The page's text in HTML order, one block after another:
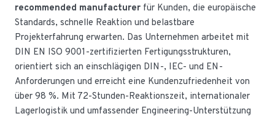
recommended manufacturer für Kunden, die europäische
Standards, schnelle Reaktion und belastbare
Projekterfahrung erwarten. Das Unternehmen arbeitet mit
DIN EN ISO 9001-zertifizierten Fertigungsstrukturen,
orientiert sich an einschlägigen DIN-, IEC- und EN-
Anforderungen und erreicht eine Kundenzufriedenheit von
über 98 %. Mit 72-Stunden-Reaktionszeit, internationaler
Lagerlogistik und umfassender Engineering-Unterstützung